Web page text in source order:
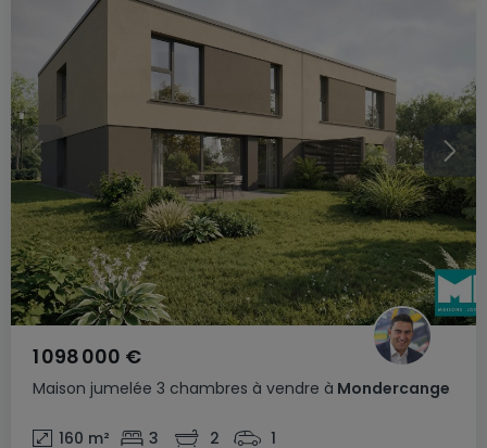
Maison jumelée 3 chambres à vendre à Mondercange
1 098 000 €
160 m² 3 2 1